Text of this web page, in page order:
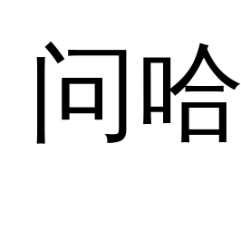
问哈